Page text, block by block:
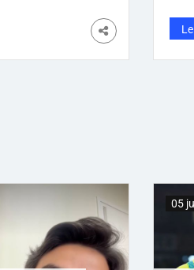
uma forma que o
Allen levou o seu
carros nos
05